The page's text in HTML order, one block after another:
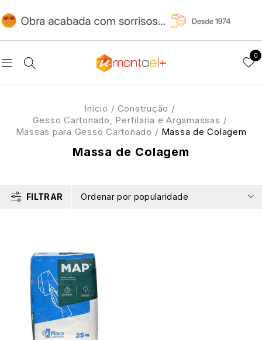
0
Massa de Colagem
Início / Construção /
Gesso Cartonado, Perfilaria e Argamassas /
Massas para Gesso Cartonado / Massa de Colagem
FILTRAR Ordenar por popularidade